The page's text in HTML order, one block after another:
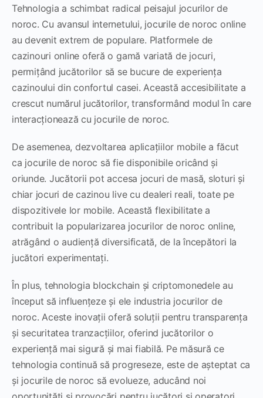
Tehnologia a schimbat radical peisajul jocurilor de
noroc. Cu avansul internetului, jocurile de noroc online
au devenit extrem de populare. Platformele de
cazinouri online oferă o gamă variată de jocuri,
permițând jucătorilor să se bucure de experiența
cazinoului din confortul casei. Această accesibilitate a
crescut numărul jucătorilor, transformând modul în care
interacționează cu jocurile de noroc.
De asemenea, dezvoltarea aplicațiilor mobile a făcut
ca jocurile de noroc să fie disponibile oricând și
oriunde. Jucătorii pot accesa jocuri de masă, sloturi și
chiar jocuri de cazinou live cu dealeri reali, toate pe
dispozitivele lor mobile. Această flexibilitate a
contribuit la popularizarea jocurilor de noroc online,
atrăgând o audiență diversificată, de la începători la
jucători experimentați.
În plus, tehnologia blockchain și criptomonedele au
început să influențeze și ele industria jocurilor de
noroc. Aceste inovații oferă soluții pentru transparența
și securitatea tranzacțiilor, oferind jucătorilor o
experiență mai sigură și mai fiabilă. Pe măsură ce
tehnologia continuă să progreseze, este de așteptat ca
și jocurile de noroc să evolueze, aducând noi